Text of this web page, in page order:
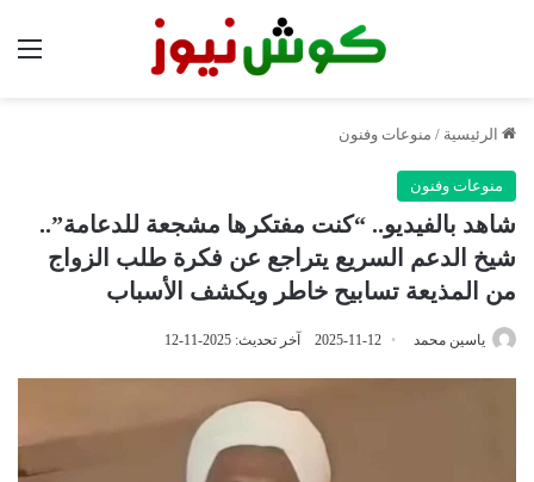
الرئيسية / منوعات وفنون
منوعات وفنون
شاهد بالفيديو.. “كنت مفتكرها مشجعة للدعامة”..
شيخ الدعم السريع يتراجع عن فكرة طلب الزواج
من المذيعة تسابيح خاطر ويكشف الأسباب
ياسين محمد 2025-11-12 آخر تحديث: 2025-11-12